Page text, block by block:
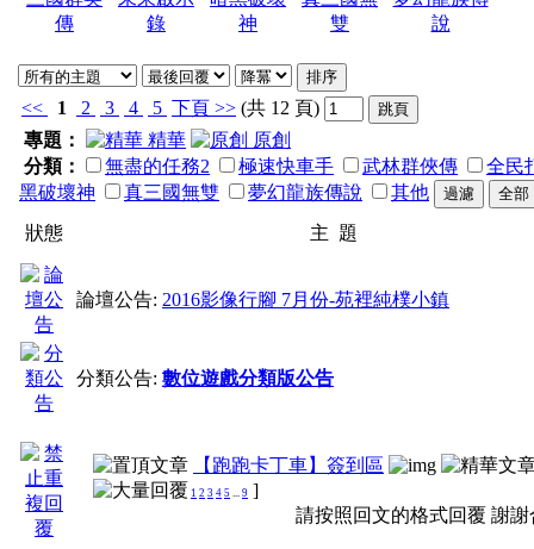
傳
錄
神
雙
說
<< 1 2 3 4 5 下頁 >> (共 12 頁)
專題：
精華
原創
分類：
無盡的任務2 極速快車手 武林群俠傳
全民
黑破壞神
真三國無雙 夢幻龍族傳說
其他
狀態
主 題
論壇公告: 2016影像行腳 7月份-苑裡純樸小鎮
分類公告: 數位遊戲分類版公告
【跑跑卡丁車】簽到區
1 2 3 4 5 ... 9 ]
請按照回文的格式回覆 謝謝